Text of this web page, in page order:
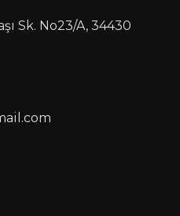
Sk. No23/A, 34430